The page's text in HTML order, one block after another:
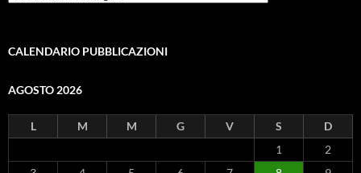
CALENDARIO PUBBLICAZIONI
AGOSTO 2026
L M M G V S
D
1
2